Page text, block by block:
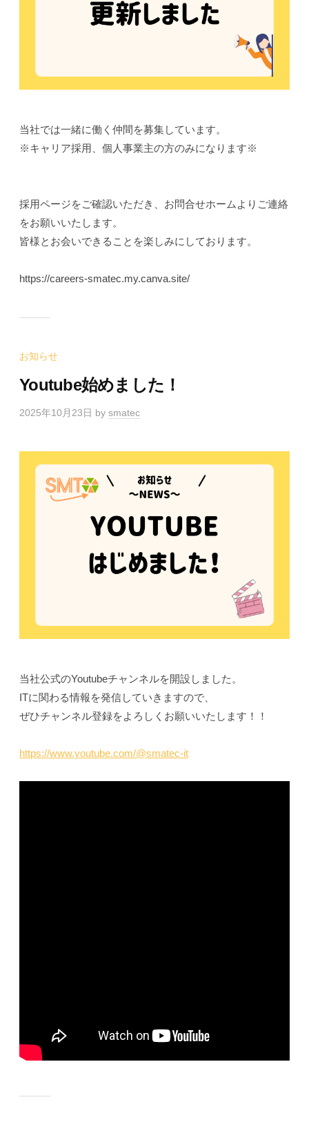
当社では一緒に働く仲間を募集しています。
※キャリア採用、個人事業主の方のみになります※
採用ページをご確認いただき、お問合せホームよりご連絡
をお願いいたします。
皆様とお会いできることを楽しみにしております。
https://careers-smatec.my.canva.site/
お知らせ
Youtube始めました！
2025年10月23日 by smatec
当社公式のYoutubeチャンネルを開設しました。
ITに関わる情報を発信していきますので、
ぜひチャンネル登録をよろしくお願いいたします！！
https://www.youtube.com/@smatec-it